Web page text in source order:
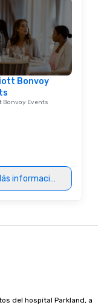
styled and coached
aesthetic excellence
Bespoke Curation:
pianists to full "Big
orchestras. Versatile
library of hundreds of
rearranged with
performers reflect the
immersive
in that "golden hour"
soundtrack to
Bonvoy
Bonvoy Events
información
del hospital Parkland, a